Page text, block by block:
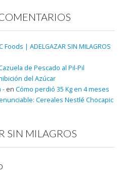
| ADELGAZAR SIN MILAGROS
de Pescado al Pil-Pil
del Azúcar
- en Cómo perdió 35 Kg en 4 meses
Cereales Nestlé Chocapic
SIN MILAGROS